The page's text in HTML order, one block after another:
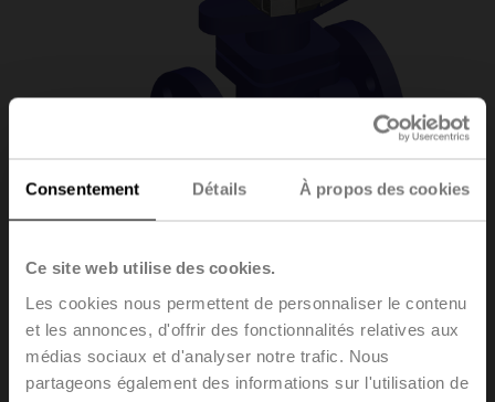
Consentement Détails À propos des cookies
Ce site web utilise des cookies.
Les cookies nous permettent de personnaliser le contenu
et les annonces, d'offrir des fonctionnalités relatives aux
médias sociaux et d'analyser notre trafic. Nous
partageons également des informations sur l'utilisation de
H6015XP63-
S2/NV230A-TPC